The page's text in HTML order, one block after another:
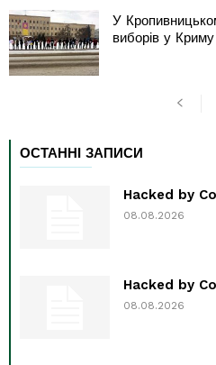
У
виборів у
ОСТАННІ ЗАПИСИ
Hacked by
08.08.2026
Hacked by
08.08.2026